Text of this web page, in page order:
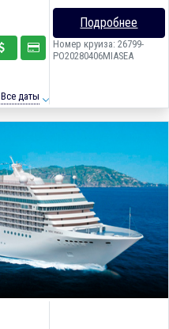
Все даты
Подробнее
Номер круиза: 26799-
PO20280406MIASEA